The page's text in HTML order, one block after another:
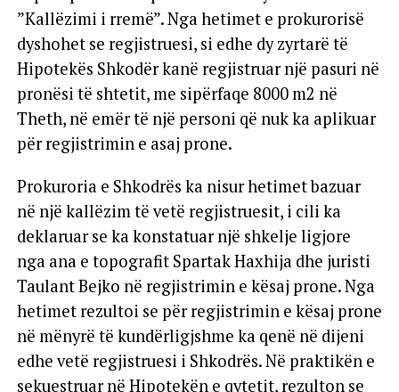
”Kallëzimi i rremë”. Nga hetimet e prokurorisë
dyshohet se regjistruesi, si edhe dy zyrtarë të
Hipotekës Shkodër kanë regjistruar një pasuri në
pronësi të shtetit, me sipërfaqe 8000 m2 në
Theth, në emër të një personi që nuk ka aplikuar
për regjistrimin e asaj prone.
Prokuroria e Shkodrës ka nisur hetimet bazuar
në një kallëzim të vetë regjistruesit, i cili ka
deklaruar se ka konstatuar një shkelje ligjore
nga ana e topografit Spartak Haxhija dhe juristi
Taulant Bejko në regjistrimin e kësaj prone. Nga
hetimet rezultoi se për regjistrimin e kësaj prone
në mënyrë të kundërligjshme ka qenë në dijeni
edhe vetë regjistruesi i Shkodrës. Në praktikën e
sekuestruar në Hipotekën e qytetit, rezulton se